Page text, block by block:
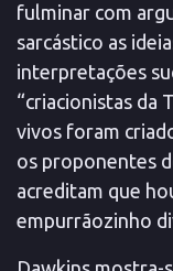
fulminar com
sarcástico as
interpretações
“criacionistas da
vivos foram
os proponentes
acreditam que
empurrãozinho